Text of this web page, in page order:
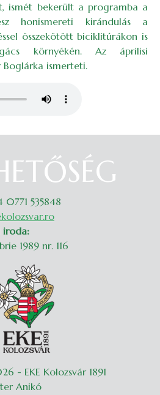
ismét bekerült a programba a
honismereti kirándulás a
összekötött biciklitúrákon is
környékén. Az áprilisi
Boglárka ismerteti.
0771 535848
iroda:
1989 nr. 116
- EKE Kolozsvár 1891
Anikó